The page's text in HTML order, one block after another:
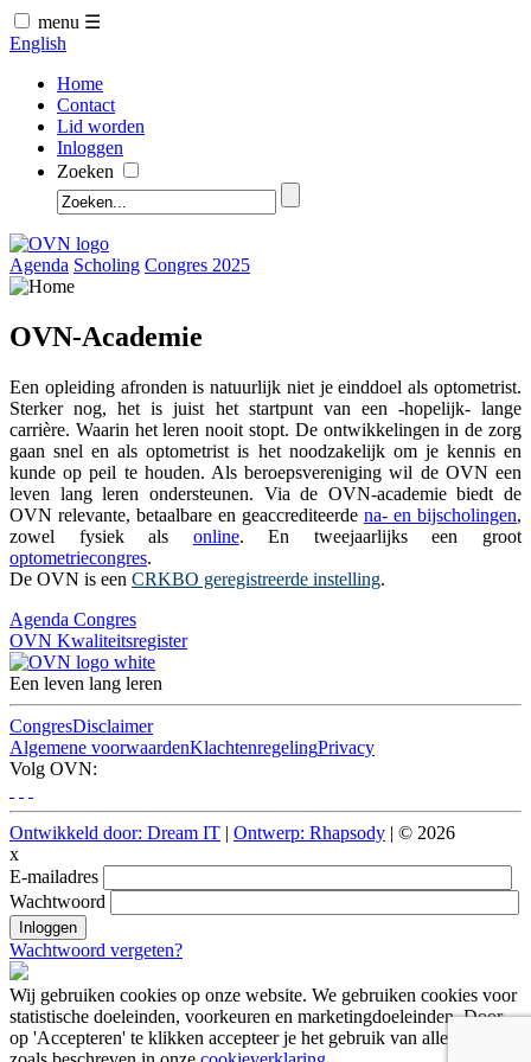
menu ☰
English
Home
Contact
Lid worden
Inloggen
Zoeken
Agenda Scholing Congres 2025
OVN-Academie
Een opleiding afronden is natuurlijk niet je einddoel als optometrist.
Sterker nog, het is juist het startpunt van een -hopelijk- lange
carrière. Waarin het leren nooit stopt. De ontwikkelingen in de zorg
gaan snel en als optometrist is het noodzakelijk om je kennis en
kunde op peil te houden. Als beroepsvereniging wil de OVN een
leven lang leren ondersteunen. Via de OVN-academie biedt de
OVN relevante, betaalbare en geaccrediteerde na- en bijscholingen,
zowel fysiek als online. En tweejaarlijks een groot
optometriecongres.
De OVN is een CRKBO geregistreerde instelling.
Agenda Congres
OVN Kwaliteitsregister
Een leven lang leren
CongresDisclaimer
Algemene voorwaardenKlachtenregelingPrivacy
Volg OVN:
Ontwikkeld door: Dream IT | Ontwerp: Rhapsody | © 2026
x
E-mailadres
Wachtwoord
Wachtwoord vergeten?
Wij gebruiken cookies op onze website. We gebruiken cookies voor
statistische doeleinden, voorkeuren en marketingdoeleinden. Door
op 'Accepteren' te klikken accepteer je het gebruik van alle cookies